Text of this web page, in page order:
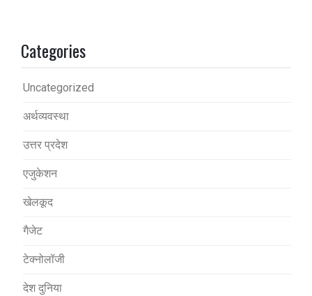
Categories
Uncategorized
अर्थव्यवस्था
उत्तर प्रदेश
एजुकेशन
खेलकूद
गैजेट
टेक्नोलॉजी
देश दुनिया